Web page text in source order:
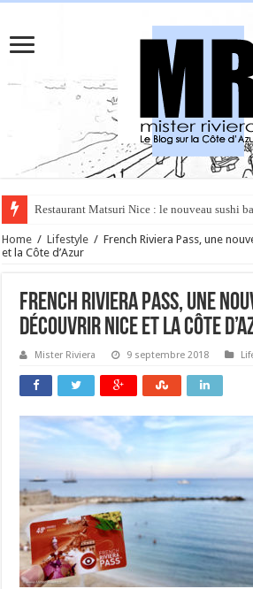
Rüya à Cannes : le restaurant éphémère de
Home / Lifestyle / French Riviera Pass, une
et la Côte d’Azur
French Riviera Pass, une
découvrir Nice et la Côte
Mister Riviera 9 septembre 2018